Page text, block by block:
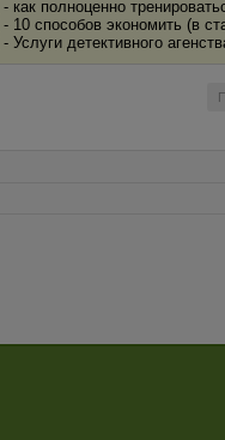
- как полноценно
- 10 способов экономить (в
- Услуги детективного